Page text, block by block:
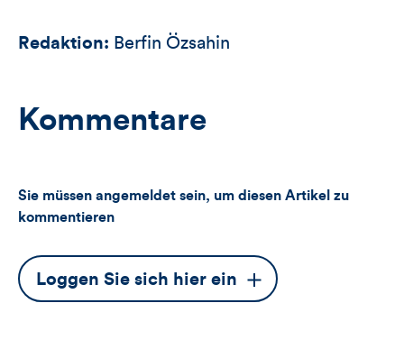
Redaktion: Berfin Özsahin
Kommentare
Sie müssen angemeldet sein, um diesen Artikel zu
kommentieren
Dieser
Button
Loggen Sie sich hier ein